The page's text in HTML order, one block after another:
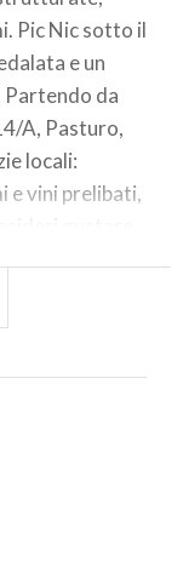
Pic Nic sotto il
e un
Partendo da
A, Pasturo,
locali:
e vini prelibati,
culinaria del
Riva con
la
e piacevole
Tour del